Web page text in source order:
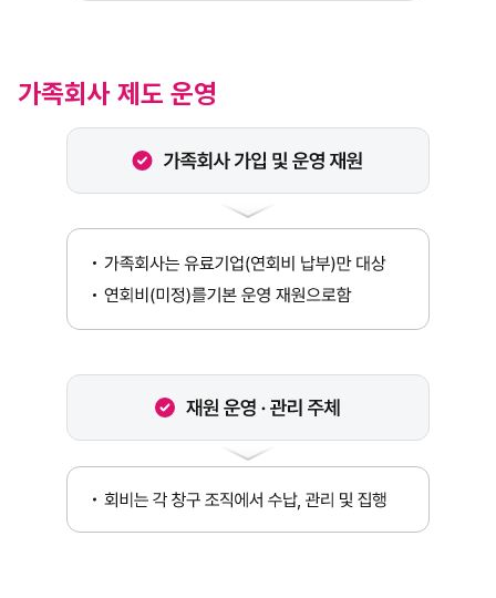
가족회사 제도 운영